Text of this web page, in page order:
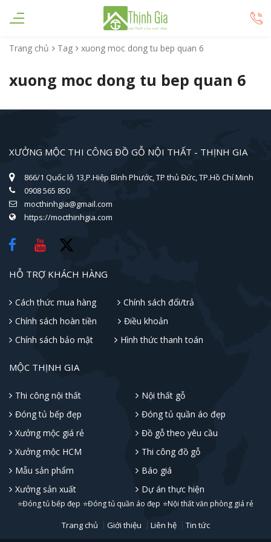
Trang chủ Tag xuong moc dong tu bep quan 6
xuong moc dong tu bep quan 6
XƯỞNG MỘC THI CÔNG ĐỒ GỖ NỘI THẤT - THỊNH GIA
866/1 Quốc lộ 13,P.Hiệp Bình Phước, TP thủ Đức, TP.Hồ Chí Minh
0908 565 850
mocthinhgia@gmail.com
https://mocthinhgia.com
HỖ TRỢ KHÁCH HÀNG
Cách thức mua hàng
Chính sách đổi/trả
Chính sách hoàn tiền
Điều khoản
Chính sách bảo mật
Hình thức thanh toán
MỘC THỊNH GIA
Thi công nội thất
Nội thất gỗ
Đóng tủ bếp đẹp
Đóng tủ quần áo đẹp
Xưởng mộc giá rẻ
Đồ gỗ theo yêu cầu
Xưởng mộc HCM
Thi công đồ gỗ
Mẫu sản phẩm
Báo giá
Xưởng sản xuất
Dự án thực hiện
⭐Đóng tủ bếp đẹp ⭐Đóng tủ quần áo đẹp ⭐Nội thất văn phòng giá rẻ
Trang chủ Giới thiệu Liên hệ Tin tức